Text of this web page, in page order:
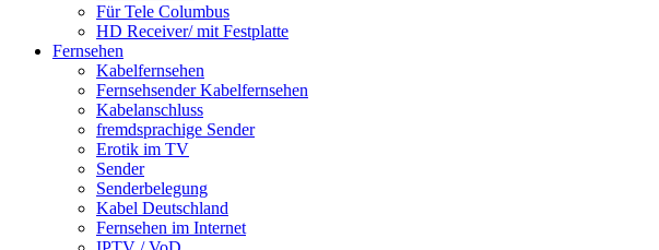
Für Tele Columbus
HD Receiver/ mit Festplatte
Fernsehen
Kabelfernsehen
Fernsehsender Kabelfernsehen
Kabelanschluss
fremdsprachige Sender
Erotik im TV
Sender
Senderbelegung
Kabel Deutschland
Fernsehen im Internet